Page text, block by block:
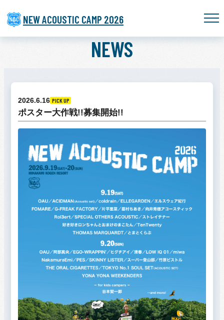
NEW ACOUSTIC CAMP 2026
NEWS
2026.6.16 PICK UP
ポスター大作戦!!募集開始!!